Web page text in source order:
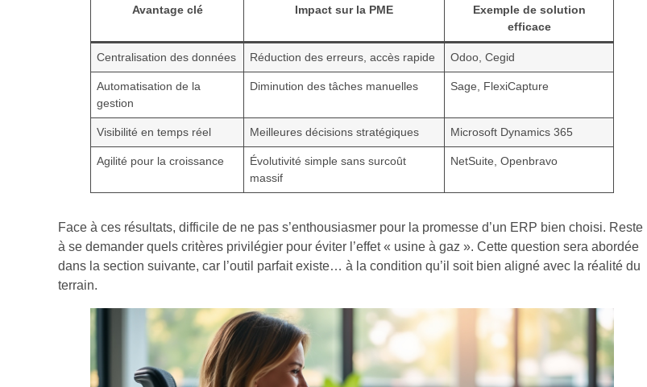
Avantage clé Impact sur la PME
Exemple de solution
efficace
Centralisation des données Réduction des erreurs, accès rapide Odoo, Cegid
Automatisation de la
gestion
Diminution des tâches manuelles Sage, FlexiCapture
Visibilité en temps réel Meilleures décisions stratégiques Microsoft Dynamics 365
Agilité pour la croissance
Évolutivité simple sans surcoût
massif
NetSuite, Openbravo
Face à ces résultats, difficile de ne pas s’enthousiasmer pour la promesse d’un ERP bien choisi. Reste
à se demander quels critères privilégier pour éviter l’effet « usine à gaz ». Cette question sera abordée
dans la section suivante, car l’outil parfait existe… à la condition qu’il soit bien aligné avec la réalité du
terrain.